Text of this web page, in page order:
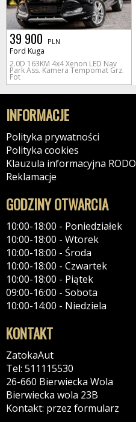
39 900 PLN
Ford Kuga
2.0D 163KM 4x4 Xenon LED Nav
Park Ass. Kamera Tempomat Grz.
Fot
INFORMACJE
Polityka prywatności
Polityka cookies
Klauzula informacyjna RODO
Reklamacje
GODZINY OTWARCIA
10:00-18:00 - Poniedziałek
10:00-18:00 - Wtorek
10:00-18:00 - Środa
10:00-18:00 - Czwartek
10:00-18:00 - Piątek
09:00-16:00 - Sobota
10:00-14:00 - Niedziela
KONTAKT
ZatokaAut
Tel: 511115530
26-660 Bierwiecka Wola
Bierwiecka wola 23B
Kontakt: przez formularz